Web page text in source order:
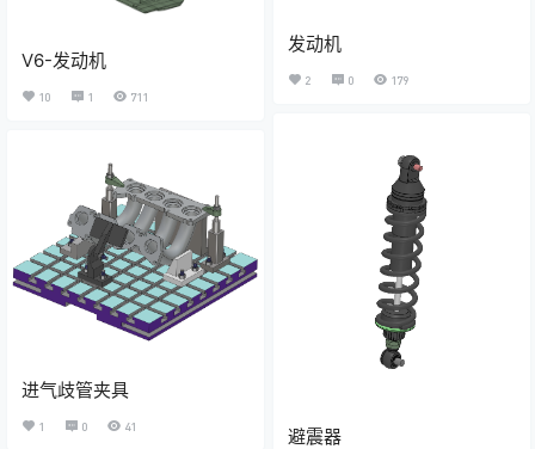
V6-发动机
10 1 711
发动机
2 0 179
避震器
进气歧管夹具
1 0 41